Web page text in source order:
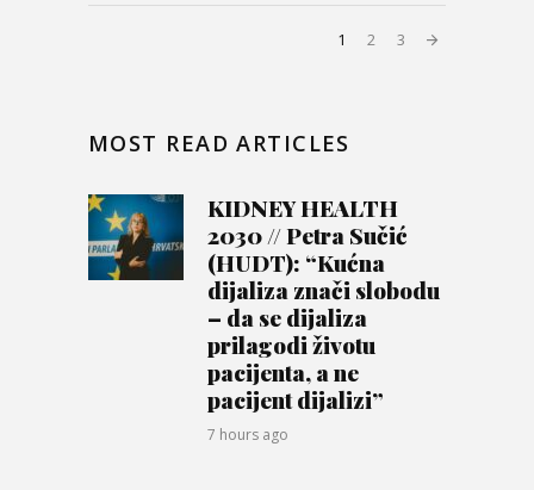
1 2 3
MOST READ ARTICLES
KIDNEY HEALTH
2030 // Petra Sučić
(HUDT): “Kućna
dijaliza znači slobodu
– da se dijaliza
prilagodi životu
pacijenta, a ne
pacijent dijalizi”
7 hours ago